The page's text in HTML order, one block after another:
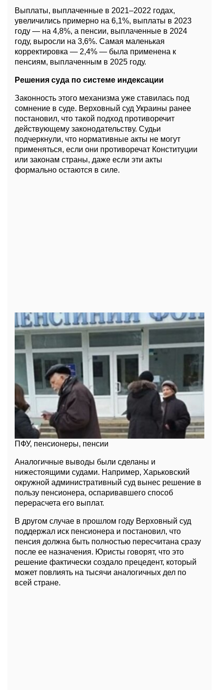
Выплаты, выплаченные в 2021–2022 годах,
увеличились примерно на 6,1%, выплаты в 2023
году — на 4,8%, а пенсии, выплаченные в 2024
году, выросли на 3,6%. Самая маленькая
корректировка — 2,4% — была применена к
пенсиям, выплаченным в 2025 году.
Решения суда по системе индексации
Законность этого механизма уже ставилась под
сомнение в суде. Верховный суд Украины ранее
постановил, что такой подход противоречит
действующему законодательству. Судьи
подчеркнули, что нормативные акты не могут
применяться, если они противоречат Конституции
или законам страны, даже если эти акты
формально остаются в силе.
ПФУ, пенсионеры, пенсии
Аналогичные выводы были сделаны и
нижестоящими судами. Например, Харьковский
окружной административный суд вынес решение в
пользу пенсионера, оспаривавшего способ
перерасчета его выплат.
В другом случае в прошлом году Верховный суд
поддержал иск пенсионера и постановил, что
пенсия должна быть полностью пересчитана сразу
после ее назначения. Юристы говорят, что это
решение фактически создало прецедент, который
может повлиять на тысячи аналогичных дел по
всей стране.